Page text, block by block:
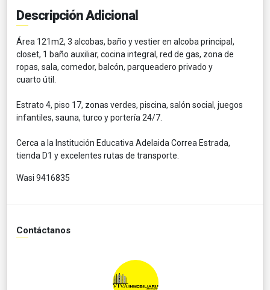
Descripción Adicional
Área 121m2, 3 alcobas, baño y vestier en alcoba principal,
closet, 1 baño auxiliar, cocina integral, red de gas, zona de
ropas, sala, comedor, balcón, parqueadero privado y
cuarto útil.
Estrato 4, piso 17, zonas verdes, piscina, salón social, juegos
infantiles, sauna, turco y portería 24/7.
Cerca a la Institución Educativa Adelaida Correa Estrada,
tienda D1 y excelentes rutas de transporte.
Wasi 9416835
Contáctanos